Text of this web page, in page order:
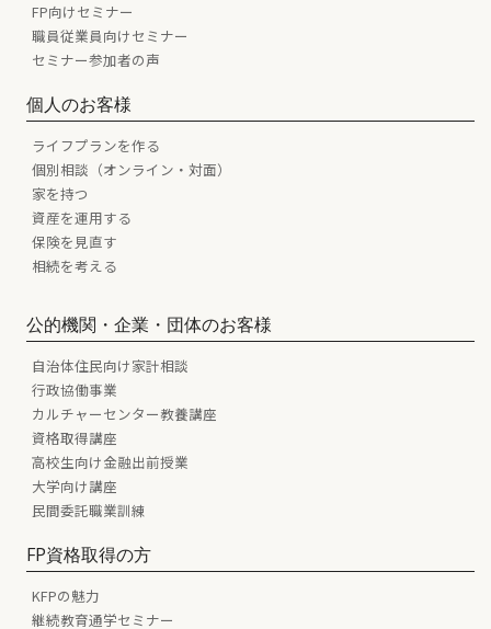
FP向けセミナー
職員従業員向けセミナー
セミナー参加者の声
個人のお客様
ライフプランを作る
個別相談（オンライン・対面）
家を持つ
資産を運用する
保険を見直す
相続を考える
公的機関・企業・団体のお客様
自治体住民向け家計相談
行政協働事業
カルチャーセンター教養講座
資格取得講座
高校生向け金融出前授業
大学向け講座
民間委託職業訓練
FP資格取得の方
KFPの魅力
継続教育通学セミナー